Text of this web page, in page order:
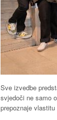
Sve izvedbe
svjedoči ne samo
prepoznaje